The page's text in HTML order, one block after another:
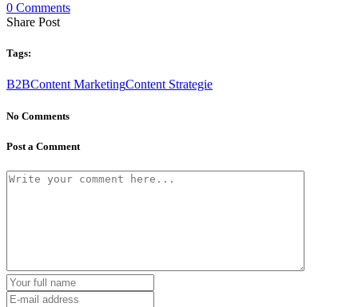
0 Comments
Share Post
Tags:
B2BContent MarketingContent Strategie
No Comments
Post a Comment